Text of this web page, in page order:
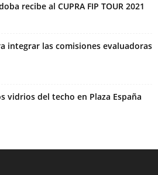
recibe al CUPRA FIP TOUR 2021
integrar las comisiones evaluadoras
vidrios del techo en Plaza España